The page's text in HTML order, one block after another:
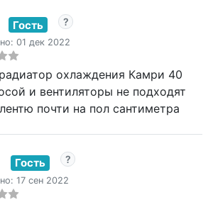
Гость
01 дек 2022
охлаждения Камри 40
и вентиляторы не подходят
почти на пол сантиметра
Гость
17 сен 2022